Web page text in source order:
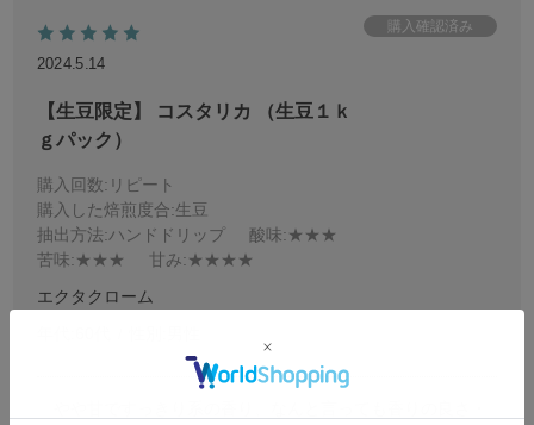
2024.5.14
【生豆限定】 コスタリカ （生豆１ｋ
ｇパック）
購入回数:リピート
購入した焙煎度合:生豆
抽出方法:ハンドドリップ 酸味:★★★
苦味:★★★ 甘み:★★★★
エクタクローム